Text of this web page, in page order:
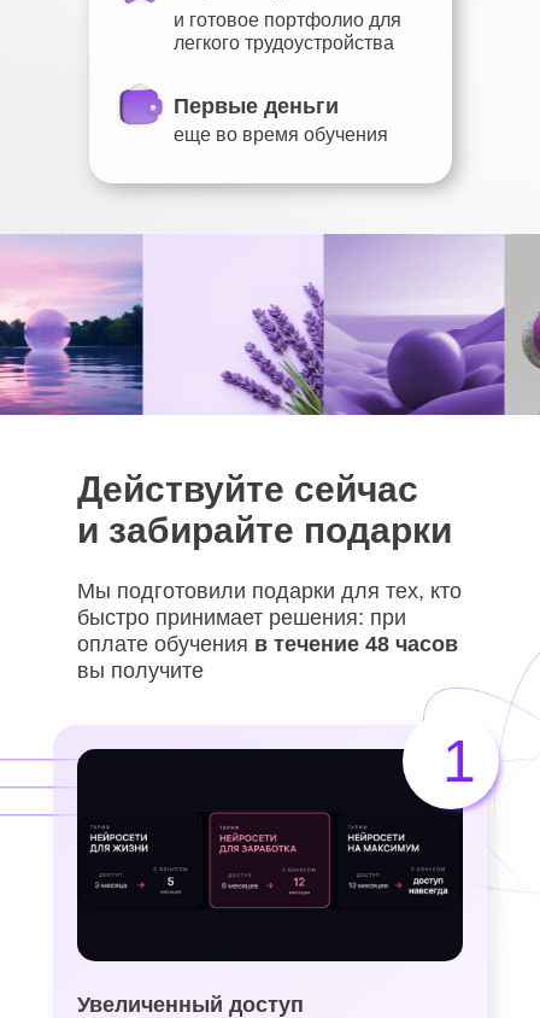
и готовое портфолио для
легкого трудоустройства
еще во время обучения
Первые деньги
Действуйте сейчас
и забирайте подарки
Мы подготовили подарки для тех, кто
быстро принимает решения: при
оплате обучения в течение 48 часов
вы получите
Увеличенный доступ
1